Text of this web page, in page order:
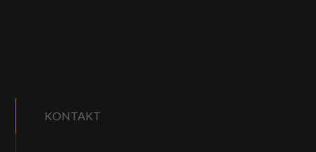
KONTAKT